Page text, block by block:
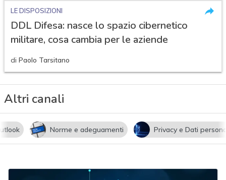
LE DISPOSIZIONI
DDL Difesa: nasce lo spazio cibernetico
militare, cosa cambia per le aziende
di Paolo Tarsitano
Altri canali
Norme e adeguamenti Privacy e Dati